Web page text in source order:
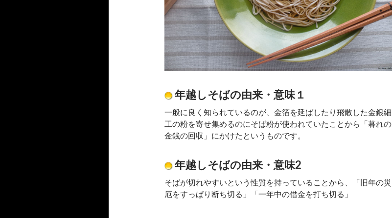
年越しそばの由来・意味１
一般に良く知られているのが、金箔を延ばしたり飛散した金銀細
工の粉を寄せ集めるのにそば粉が使われていたことから「暮れの
金銭の回収」にかけたというものです。
年越しそばの由来・意味2
そばが切れやすいという性質を持っていることから、「旧年の災
厄をすっぱり断ち切る」「一年中の借金を打ち切る」